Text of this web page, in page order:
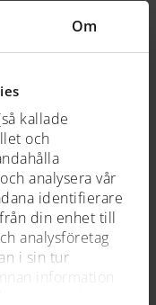
Om
kallade
och
analysera vår
identifierare
din enhet till
analysföretag
i sin tur
information